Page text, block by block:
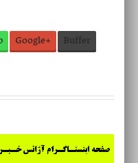
Google+
Buffer